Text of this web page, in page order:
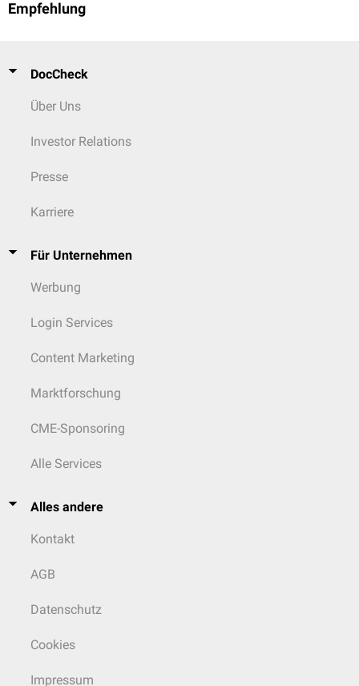
Empfehlung
DocCheck
Über Uns
Investor Relations
Presse
Karriere
Für Unternehmen
Werbung
Login Services
Content Marketing
Marktforschung
CME-Sponsoring
Alle Services
Alles andere
Kontakt
AGB
Datenschutz
Cookies
Impressum